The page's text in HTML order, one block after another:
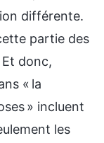
différente.
partie des
donc,
« la
» incluent
les